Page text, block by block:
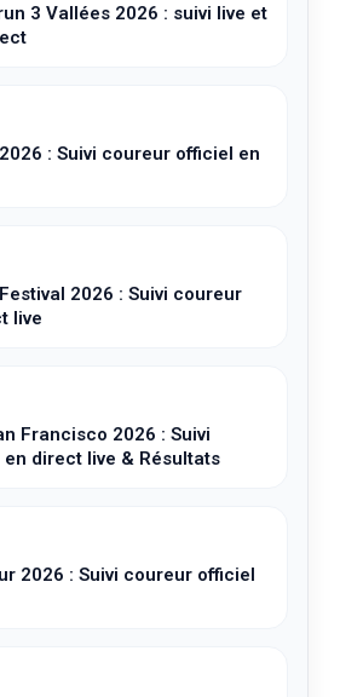
3 Vallées 2026 : suivi live et
: Suivi coureur officiel en
2026 : Suivi coureur
live
Francisco 2026 : Suivi
direct live & Résultats
2026 : Suivi coureur officiel